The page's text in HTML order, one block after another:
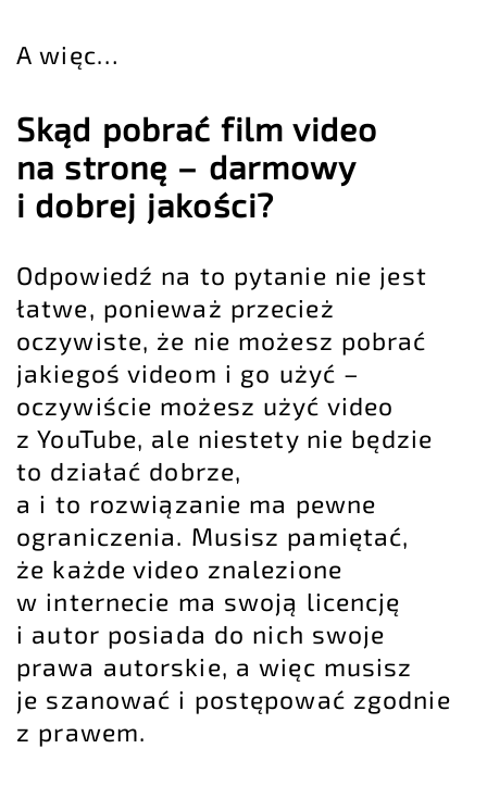
A więc…
Skąd pobrać film video
na stronę – darmowy
i dobrej jakości?
Odpowiedź na to pytanie nie jest
łatwe, ponieważ przecież
oczywiste, że nie możesz pobrać
jakiegoś videom i go użyć –
oczywiście możesz użyć video
z YouTube, ale niestety nie będzie
to działać dobrze,
a i to rozwiązanie ma pewne
ograniczenia. Musisz pamiętać,
że każde video znalezione
w internecie ma swoją licencję
i autor posiada do nich swoje
prawa autorskie, a więc musisz
je szanować i postępować zgodnie
z prawem.